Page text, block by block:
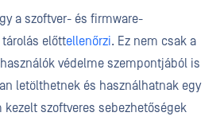
a szoftver- és firmware-
tárolás előttellenőrzi. Ez nem csak a
védelme szempontjából is
letölthetnek és használhatnak egy
szoftveres sebezhetőségek